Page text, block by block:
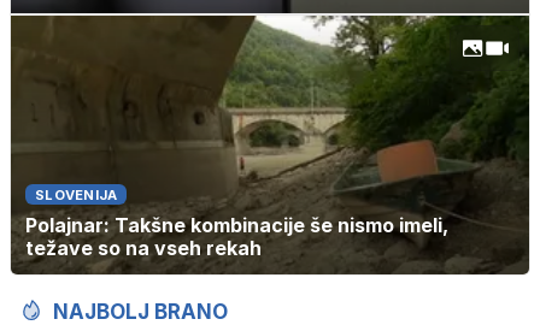
SLOVENIJA
Polajnar: Takšne kombinacije še nismo imeli,
težave so na vseh rekah
NAJBOLJ BRANO